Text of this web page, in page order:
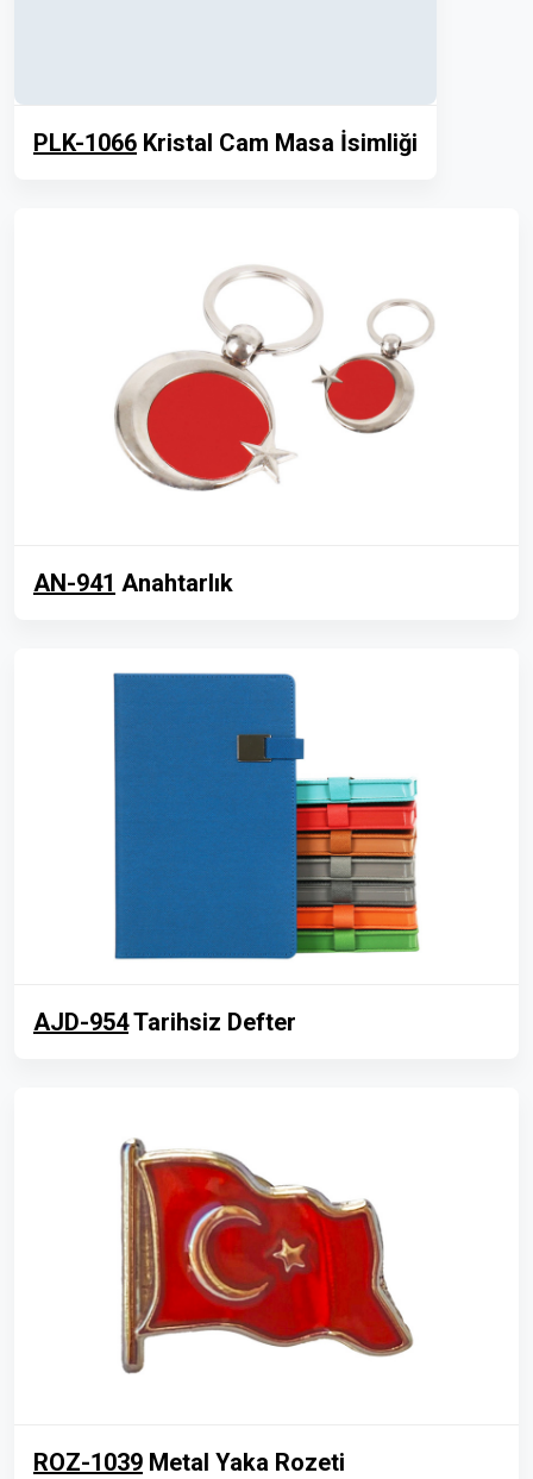
PLK-1066 Kristal Cam Masa İsimliği
AN-941 Anahtarlık
AJD-954Tarihsiz Defter
ROZ-1039 Metal Yaka Rozeti